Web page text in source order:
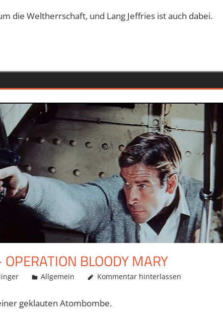
die Weltherrschaft, und Lang Jeffries ist auch dabei.
OPERATION BLOODY MARY
Allgemein Kommentar hinterlassen
geklauten Atombombe.